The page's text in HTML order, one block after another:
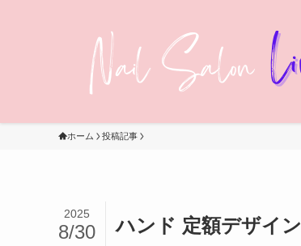
ホーム 投稿記事
ハンド 定額デザイン
2025
8/30